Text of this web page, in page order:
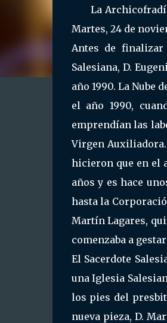
La
Martes, 24 de
Antes de finalizar
Salesiana, D.
año 1990. La Nube
el año 1990,
emprendían las
Virgen
hicieron que en el
años y es hace
hasta la
Martín Lagares,
comenzaba a
El Sacerdote
una Iglesia
los pies del
nueva pieza, D.